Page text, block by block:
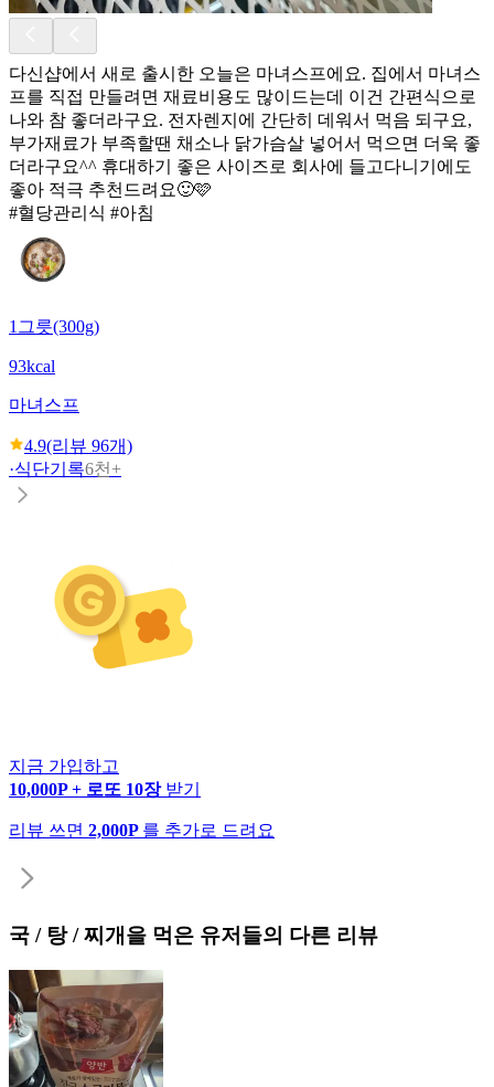
다신샵에서 새로 출시한 오늘은 마녀스프에요. 집에서 마녀스
프를 직접 만들려면 재료비용도 많이드는데 이건 간편식으로
나와 참 좋더라구요. 전자렌지에 간단히 데워서 먹음 되구요,
부가재료가 부족할땐 채소나 닭가슴살 넣어서 먹으면 더욱 좋
더라구요^^ 휴대하기 좋은 사이즈로 회사에 들고다니기에도
좋아 적극 추천드려요🙂🩷
#혈당관리식 #아침
1그릇(300g)
93kcal
마녀스프
4.9(리뷰 96개)
·식단기록6천+
지금 가입하고
10,000P + 로또 10장 받기
리뷰 쓰면 2,000P 를 추가로 드려요
국 / 탕 / 찌개 을 먹은 유저들의 다른 리뷰